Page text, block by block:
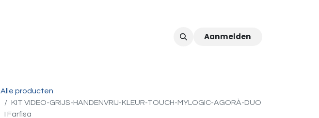
Aanmelden
Alle producten
KIT VIDEO-GRIJS-HANDENVRIJ-KLEUR-TOUCH-MYLOGIC-AGORÀ-DUO
I Farfisa